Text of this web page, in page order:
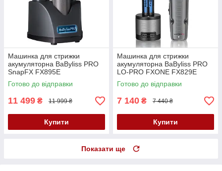
Машинка для стрижки
акумуляторна BaByliss PRO
SnapFX FX895E
Готово до відправки
11 499 ₴ 11 999 ₴
Купити
Машинка для стрижки
акумуляторна BaByliss PRO
LO-PRO FXONE FX829E
Готово до відправки
7 140 ₴ 7 440 ₴
Купити
Показати ще